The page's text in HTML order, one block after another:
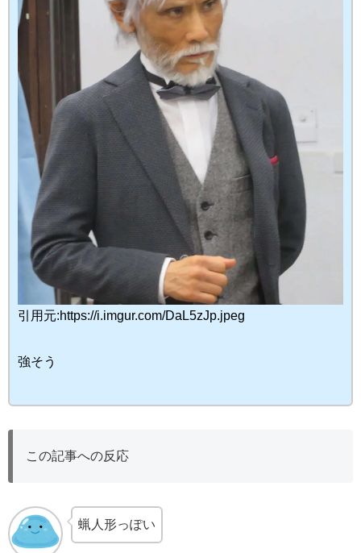
引用元:https://i.imgur.com/DaL5zJp.jpeg
強そう
この記事への反応
蝋人形っぽい